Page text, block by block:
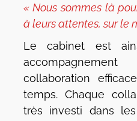
« Nous sommes là
à leurs attentes, sur le
Le cabinet est
collaboration
temps. Chaque
très investi dans